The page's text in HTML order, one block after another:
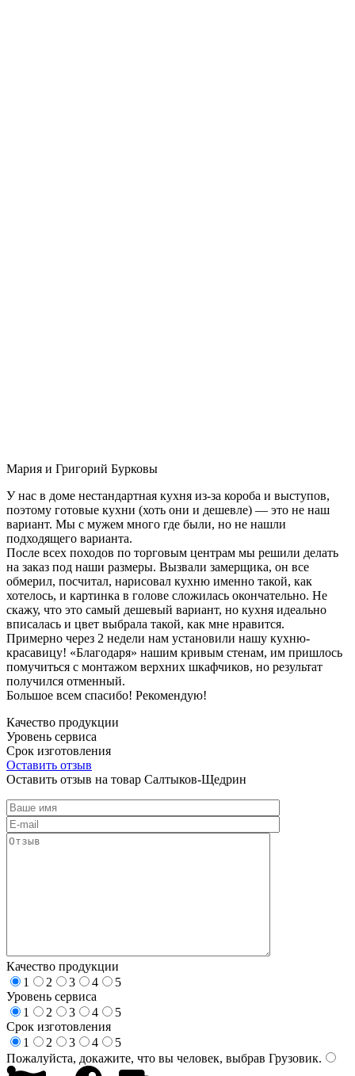
Мария и Григорий Бурковы
У нас в доме нестандартная кухня из-за короба и выступов,
поэтому готовые кухни (хоть они и дешевле) — это не наш
вариант. Мы с мужем много где были, но не нашли
подходящего варианта.
После всех походов по торговым центрам мы решили делать
на заказ под наши размеры. Вызвали замерщика, он все
обмерил, посчитал, нарисовал кухню именно такой, как
хотелось, и картинка в голове сложилась окончательно. Не
скажу, что это самый дешевый вариант, но кухня идеально
вписалась и цвет выбрала такой, как мне нравится.
Примерно через 2 недели нам установили нашу кухню-
красавицу! «Благодаря» нашим кривым стенам, им пришлось
помучиться с монтажом верхних шкафчиков, но результат
получился отменный.
Большое всем спасибо! Рекомендую!
Качество продукции
Уровень сервиса
Срок изготовления
Оставить отзыв
Оставить отзыв на товар Салтыков-Щедрин
Качество продукции
1
2 3 4
5
Уровень сервиса
1
2 3 4
5
Срок изготовления
1
2 3 4
5
Пожалуйста, докажите, что вы человек, выбрав Грузовик.